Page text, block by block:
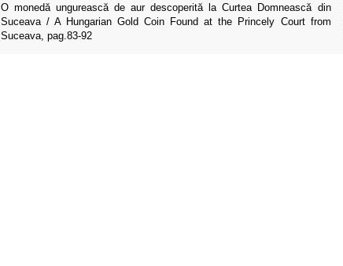
O monedă ungurească de aur descoperită la Curtea Domnească din
Suceava / A Hungarian Gold Coin Found at the Princely Court from
Suceava, pag.83-92